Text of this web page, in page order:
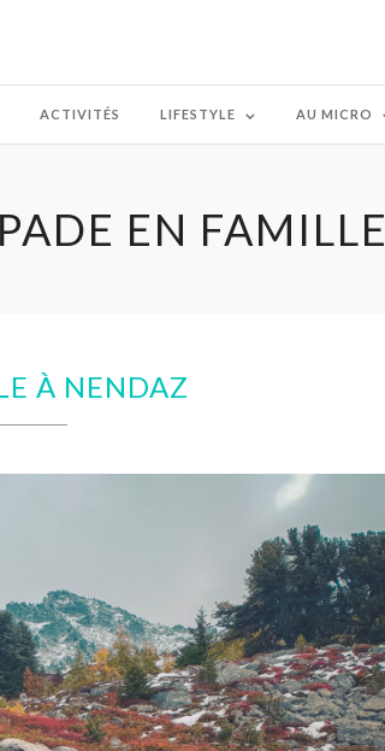
ACTIVITÉS LIFESTYLE AU MICRO
EN FAMILLE
À NENDAZ